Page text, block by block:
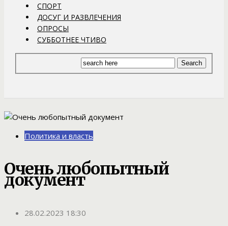
СПОРТ
ДОСУГ И РАЗВЛЕЧЕНИЯ
ОПРОСЫ
СУББОТНЕЕ ЧТИВО
Политика и власть
Очень любопытный
документ
28.02.2023 18:30